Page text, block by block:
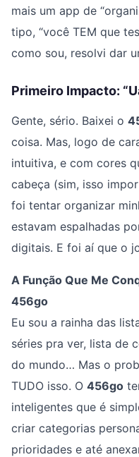
mais um app de
tipo, “você TEM que
como sou, resolvi dar
Primeiro Impacto:
Gente, sério. Baixei o
coisa. Mas, logo de
intuitiva, e com cores
cabeça (sim, isso
foi tentar organizar
estavam espalhadas
digitais. E foi aí que o
A Função Que Me
456go
Eu sou a rainha das
séries pra ver, lista de
do mundo… Mas o
TUDO isso. O 456go
inteligentes que é
criar categorias
prioridades e até